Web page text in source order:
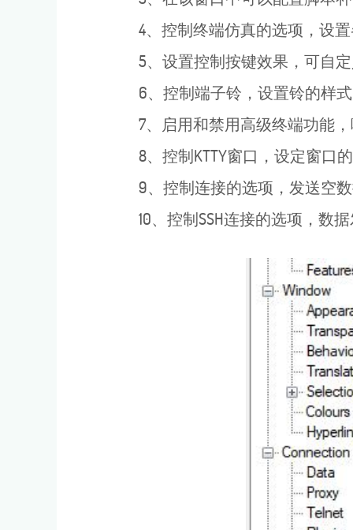
4、控制终端仿真的选项，设置
5、设置控制按键效果，可自
6、控制端子铃，设置铃的样
7、启用和禁用高级终端功能
8、控制KTTY窗口，设定窗口
9、控制连接的选项，发送空
10、控制SSH连接的选项，数